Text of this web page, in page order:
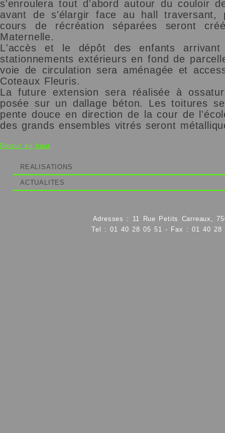
s'enroulera tout d'abord autour du couloir
avant de s'élargir face au hall traversant,
cours de récréation séparées seront
Maternelle.
L'accès et le dépôt des enfants
stationnements extérieurs en fond de
voie de circulation sera aménagée et
Coteaux Fleuris.
La future extension sera réalisée à
posée sur un dallage béton. Les toitures
pente douce en direction de la cour de
des grands ensembles vitrés seront
Retour en haut
REALISATIONS
ACTUALITES
Adresses : 11 Rue Petits Carreaux,
Tel : 01 40 28 05 51 - Fax : 01 40